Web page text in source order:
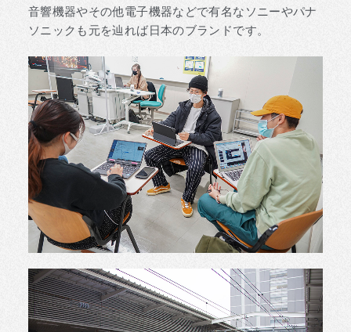
音響機器やその他電子機器などで有名なソニーやパナ
ソニックも元を辿れば日本のブランドです。